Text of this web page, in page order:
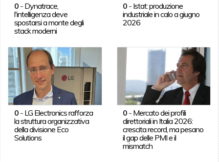
0- Dynatrace,
l'intelligenza deve
spostarsi a monte degli
stack moderni
0 - Istat: produzione
industriale in calo a giugno
2026
0- LG Electronics rafforza
la struttura organizzativa
della divisione Eco
Solutions
0 - Mercato dei profili
direttoriali in Italia 2026:
crescita record, ma pesano
il gap delle PMI e il
mismatch